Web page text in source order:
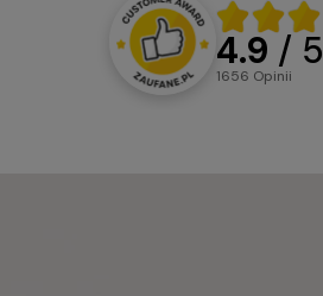
4.9 / 5
1656 opinii